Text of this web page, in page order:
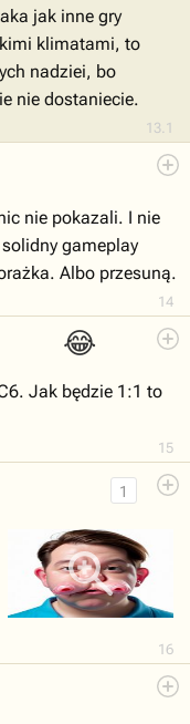
13.1
jak inne gry
klimatami, to
nadziei, bo
nie dostaniecie.
14
nie pokazali. I nie
gameplay
Albo przesuną.
😂
15
Jak będzie 1:1 to
16
1